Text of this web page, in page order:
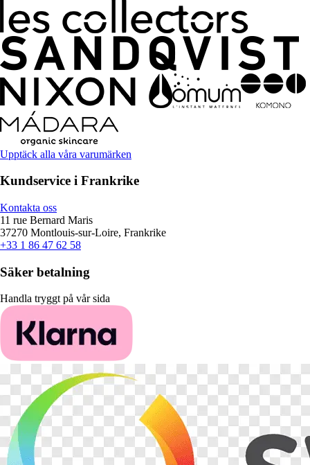
Upptäck alla våra varumärken
Kundservice i Frankrike
Kontakta oss
11 rue Bernard Maris
37270 Montlouis-sur-Loire, Frankrike
+33 1 86 47 62 58
Säker betalning
Handla tryggt på vår sida